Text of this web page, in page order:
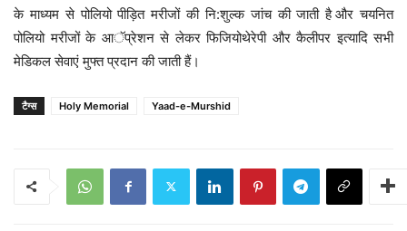
के माध्यम से पोलियो पीड़ित मरीजों की नि:शुल्क जांच की जाती है और चयनित
पोलियो मरीजों के आॅप्रेशन से लेकर फिजियोथेरेपी और कैलीपर इत्यादि सभी
मेडिकल सेवाएं मुफ्त प्रदान की जाती हैं।
टैग्स Holy Memorial Yaad-e-Murshid